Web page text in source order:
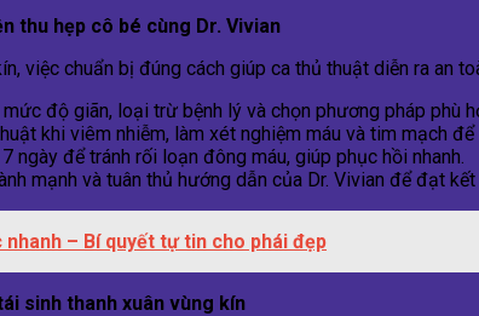
thu hẹp cô bé cùng Dr. Vivian
việc chuẩn bị đúng cách giúp ca thủ thuật diễn ra an
độ giãn, loại trừ bệnh lý và chọn phương pháp phù
khi viêm nhiễm, làm xét nghiệm máu và tim mạch
ngày để tránh rối loạn đông máu, giúp phục hồi nhanh.
mạnh và tuân thủ hướng dẫn của Dr. Vivian để đạt
– Bí quyết tự tin cho phái đẹp
sinh thanh xuân vùng kín